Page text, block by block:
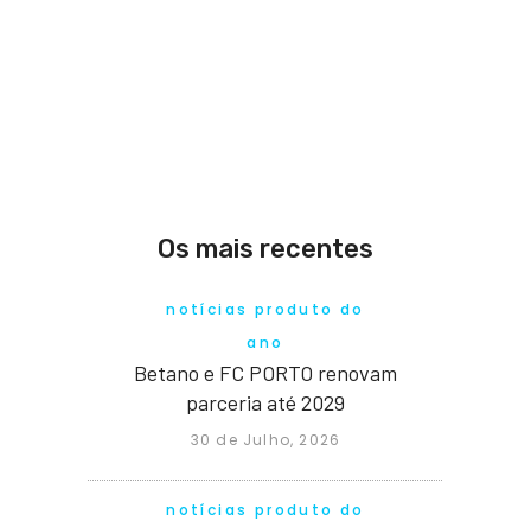
Os mais recentes
notícias produto do
ano
Betano e FC PORTO renovam
parceria até 2029
30 de Julho, 2026
notícias produto do